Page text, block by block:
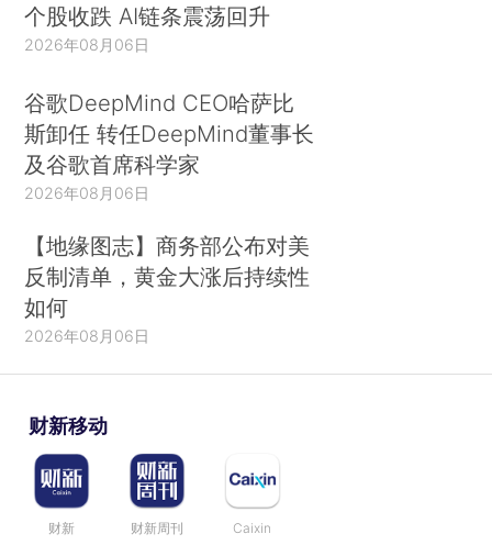
个股收跌 AI链条震荡回升
2026年08月06日
谷歌DeepMind CEO哈萨比
斯卸任 转任DeepMind董事长
及谷歌首席科学家
2026年08月06日
【地缘图志】商务部公布对美
反制清单，黄金大涨后持续性
如何
2026年08月06日
财新移动
财新 财新周刊 Caixin